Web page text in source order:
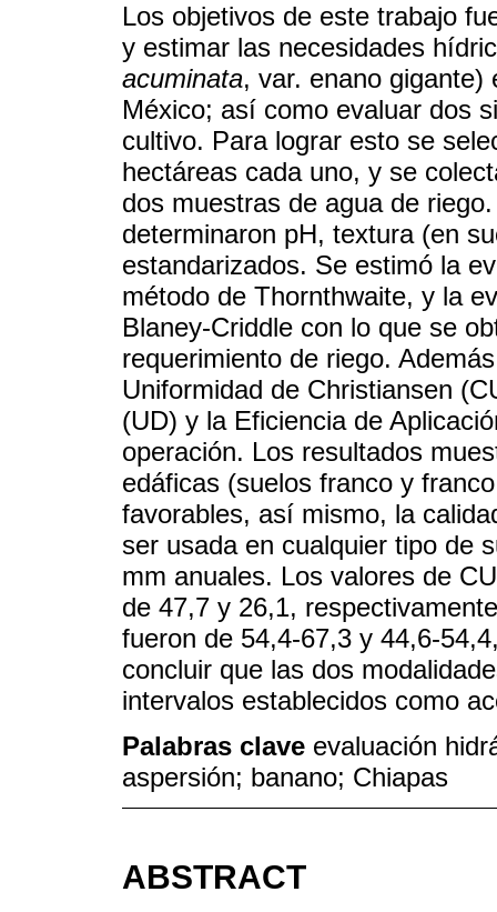
Los objetivos de este trabajo
y estimar las necesidades
acuminata, var. enano gigante)
México; así como evaluar dos
cultivo. Para lograr esto se
hectáreas cada uno, y se
dos muestras de agua de
determinaron pH, textura (en
estandarizados. Se estimó la
método de Thornthwaite, y la
Blaney-Criddle con lo que se
requerimiento de riego.
Uniformidad de Christiansen
(UD) y la Eficiencia de
operación. Los resultados
edáficas (suelos franco y
favorables, así mismo, la
ser usada en cualquier tipo de
mm anuales. Los valores de
de 47,7 y 26,1,
fueron de 54,4-67,3 y 44,6-
concluir que las dos
intervalos establecidos como
Palabras clave evaluación
aspersión; banano; Chiapas
ABSTRACT